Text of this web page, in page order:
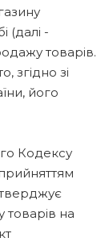
(далі -
товарів.
згідно зі
його
Кодексу
товарів на